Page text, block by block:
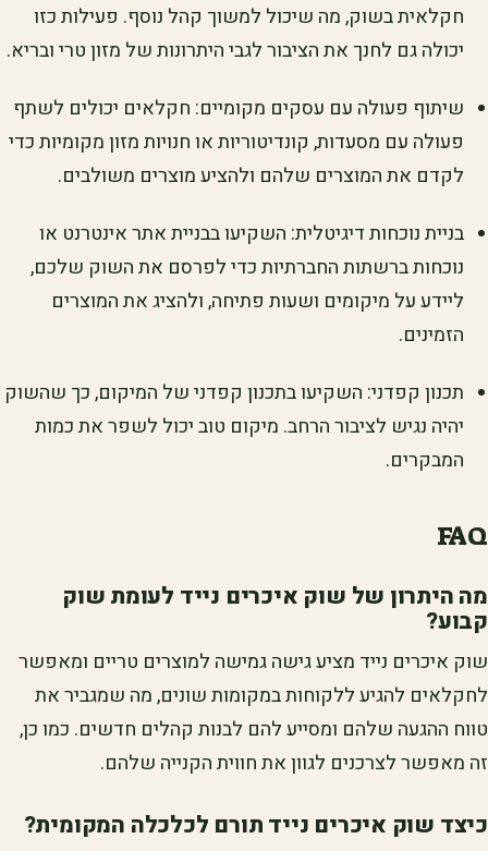
חקלאית בשוק, מה שיכול למשוך קהל נוסף. פעילות כזו
יכולה גם לחנך את הציבור לגבי היתרונות של מזון טרי ובריא.
שיתוף פעולה עם עסקים מקומיים: חקלאים יכולים לשתף
פעולה עם מסעדות, קונדיטוריות או חנויות מזון מקומיות כדי
לקדם את המוצרים שלהם ולהציע מוצרים משולבים.
בניית נוכחות דיגיטלית: השקיעו בבניית אתר אינטרנט או
נוכחות ברשתות החברתיות כדי לפרסם את השוק שלכם,
ליידע על מיקומים ושעות פתיחה, ולהציג את המוצרים
הזמינים.
תכנון קפדני: השקיעו בתכנון קפדני של המיקום, כך שהשוק
יהיה נגיש לציבור הרחב. מיקום טוב יכול לשפר את כמות
המבקרים.
FAQ
מה היתרון של שוק איכרים נייד לעומת שוק
קבוע?
שוק איכרים נייד מציע גישה גמישה למוצרים טריים ומאפשר
לחקלאים להגיע ללקוחות במקומות שונים, מה שמגביר את
טווח ההגעה שלהם ומסייע להם לבנות קהלים חדשים. כמו כן,
זה מאפשר לצרכנים לגוון את חווית הקנייה שלהם.
כיצד שוק איכרים נייד תורם לכלכלה המקומית?